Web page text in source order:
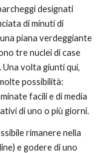
designati
di minuti di
piana verdeggiante
tre nuclei di case
volta giunti qui,
possibilità:
facili e di media
di uno o più giorni.
rimanere nella
e godere di uno